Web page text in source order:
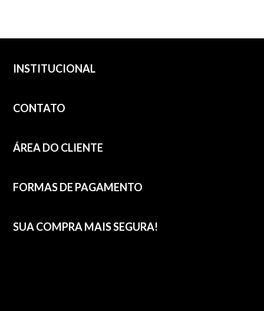
INSTITUCIONAL
CONTATO
ÁREA DO CLIENTE
FORMAS DE PAGAMENTO
SUA COMPRA MAIS SEGURA!